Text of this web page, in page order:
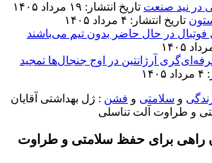
در نید صنعت تاریخ انتشار: ۱۹ مرداد ۱۴۰۵
تاریخ انتشار: ۴ مرداد ۱۴۰۵
فوتبال در حال حاضر بدون تیم می‌باشند
آرژانتین در اوج جنجال‌ها تمجید
و سلامتی و فشن : ژل بهداشتی آقایان
و طراوت آلت تناسلی
راهی برای حفظ سلامتی و طراوت